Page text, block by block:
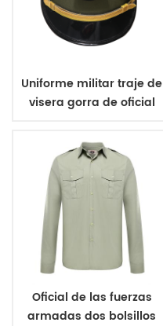
Uniforme militar traje de
visera gorra de oficial
Oficial de las fuerzas
armadas dos bolsillos